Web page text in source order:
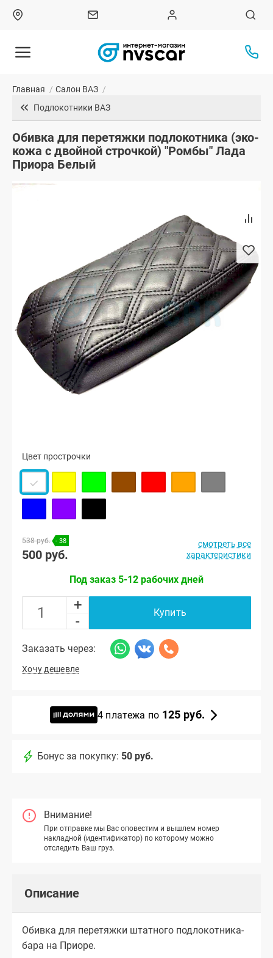
Главная / Салон ВАЗ /
Подлокотники ВАЗ
Обивка для перетяжки подлокотника (эко-
кожа с двойной строчкой) "Ромбы" Лада
Приора Белый
Цвет прострочки
538 руб. - 38
500 руб.
смотреть все
характеристики
Под заказ 5-12 рабочих дней
+
-
Купить
Заказать через:
Хочу дешевле
4 платежа по 125 руб.
Бонус за покупку: 50 руб.
Внимание!
При отправке мы Вас оповестим и вышлем номер
накладной (идентификатор) по которому можно
отследить Ваш груз.
Описание
Обивка для перетяжки штатного подлокотника-
бара на Приоре.